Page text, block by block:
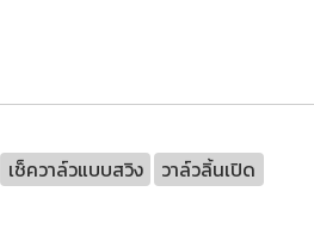
เช็ควาล์วแบบสวิง
วาล์วลิ้นเปิด